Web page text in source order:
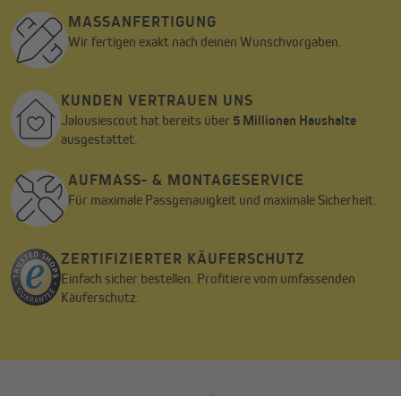
rückstandslos vom Fenster entfernen lassen.
Klemmhaltermontage (Im Lieferumfang)
MASSANFERTIGUNG
Wir fertigen exakt nach deinen Wunschvorgaben.
KUNDEN VERTRAUEN UNS
Jalousiescout hat bereits über 5 Millionen Haushalte
ausgestattet.
AUFMASS- & MONTAGESERVICE
Für maximale Passgenauigkeit und maximale Sicherheit.
ZERTIFIZIERTER KÄUFERSCHUTZ
Einfach sicher bestellen. Profitiere vom umfassenden
Käuferschutz.